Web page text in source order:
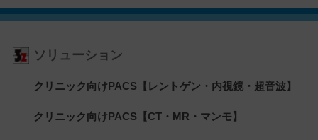
ソリューション
クリニック向けPACS【レントゲン・内視鏡・超音波】
クリニック向けPACS【CT・MR・マンモ】